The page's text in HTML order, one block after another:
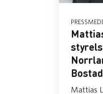
Mattias